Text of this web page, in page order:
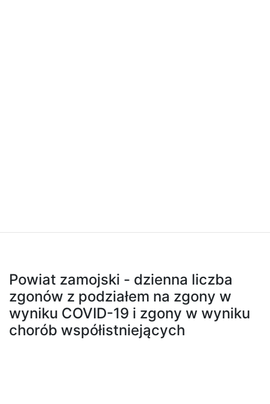
Powiat zamojski - dzienna liczba
zgonów z podziałem na zgony w
wyniku COVID-19 i zgony w wyniku
chorób współistniejących